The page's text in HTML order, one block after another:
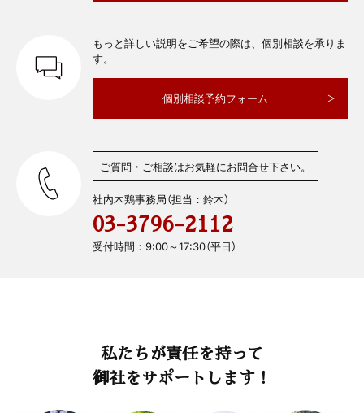
もっと詳しい説明をご希望の際は、個別相談を承りま
す。
個別相談予約フォーム
ご質問・ご相談はお気軽にお問合せ下さい。
社内木鶏事務局（担当：鈴木）
03-3796-2112
受付時間：9:00～17:30（平日）
私たちが責任を持って
御社をサポートします！